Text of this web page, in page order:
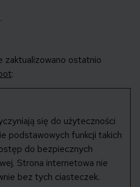
zaktualizowano ostatnio
:
się do użyteczności
podstawowych funkcji takich
do bezpiecznych
Strona internetowa nie
bez tych ciasteczek.